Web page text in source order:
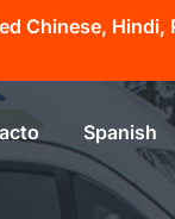
Chinese, Hindi,
Spanish